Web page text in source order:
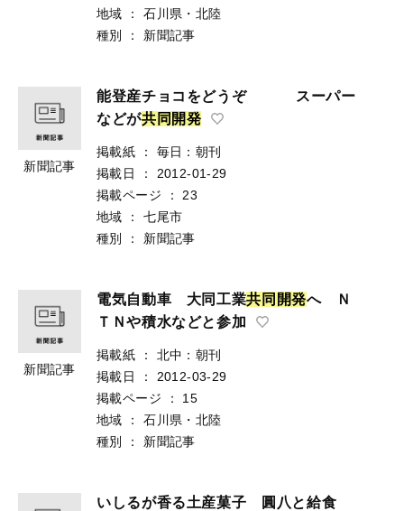
地域
：
石川県・北陸
種別
： 新聞記事
新聞記事
能登産チョコをどうぞ スーパー
などが共 同 開発
掲載紙 ：
毎日：朝刊
掲載日
：
2012-01-29
掲載ページ
：
23
地域
：
七尾市
種別
： 新聞記事
新聞記事
電気自動車 大同工業共 同 開発へ Ｎ
ＴＮや積水などと参加
掲載紙 ：
北中：朝刊
掲載日
：
2012-03-29
掲載ページ
：
15
地域
：
石川県・北陸
種別
： 新聞記事
いしるが香る土産菓子 圓八と給食